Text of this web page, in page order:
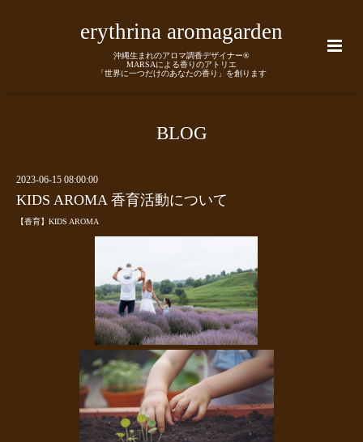
erythrina aromagarden
沖縄生まれのアロマ調香デザイナー®
MARSAによる香りのアトリエ
「世界に一つだけのあなたの香り」を創ります
BLOG
2023-06-15 08:00:00
KIDS AROMA 香育活動について
【香育】KIDS AROMA